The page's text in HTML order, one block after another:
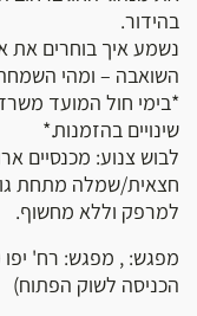
בהידור.
נשמע איך בוחרים את
השואבה – ומהי
*בימי חול המועד
שינויים בהזמנות.*
לבוש צנוע: מכנסיים
חצאית/שמלה מתחת
למרפק וללא מחשוף.
הכניסה לשוק הפתוח)